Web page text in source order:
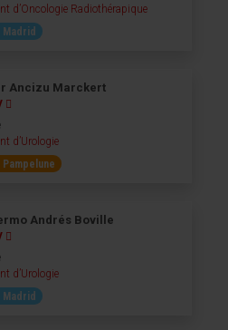
d’Oncologie Radiothérapique
Ancizu Marckert
d’Urologie
Andrés Boville
d’Urologie